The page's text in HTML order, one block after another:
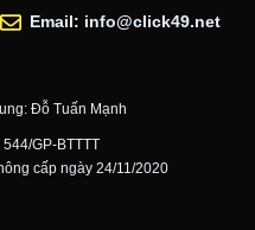
Email: info@click49.net
Đỗ Tuấn Mạnh
GP-BTTTT
cấp ngày 24/11/2020